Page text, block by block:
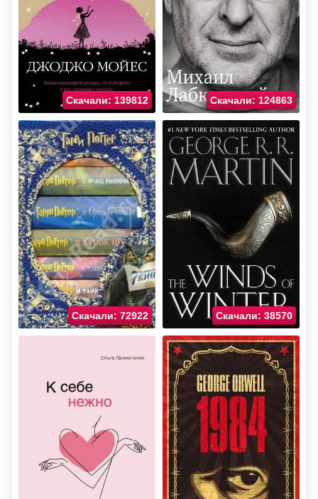
Скачали: 139812 Скачали: 124863
Скачали: 72922 Скачали: 38570